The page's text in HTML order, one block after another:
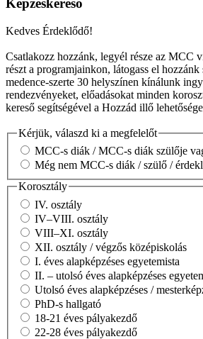
Képzéskereső
Kedves Érdeklődő!
Csatlakozz hozzánk, legyél része az MCC
részt a programjainkon, látogass el
medence-szerte 30 helyszínen kínálunk
rendezvényeket, előadásokat minden
kereső segítségével a Hozzád illő
Kérjük, válaszd ki a megfelelőt
MCC-s diák / MCC-s diák szülője
Még nem MCC-s diák / szülő /
Korosztály
IV. osztály
IV–VIII. osztály
VIII–XI. osztály
XII. osztály / végzős középiskolás
I. éves alapképzéses egyetemista
II. – utolsó éves alapképzéses
Utolsó éves alapképzéses /
PhD-s hallgató
18-21 éves pályakezdő
22-28 éves pályakezdő